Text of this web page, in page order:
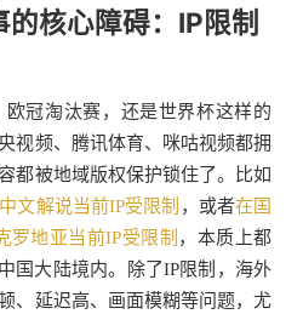
核心障碍：IP限制
冠淘汰赛，还是世界杯这样的
视频、腾讯体育、咪咕视频都拥
都被地域版权保护锁住了。比如
文解说当前IP受限制 ，或者在国
罗地亚当前IP受限制 ，本质上都
国大陆境内。除了IP限制，海外
、延迟高、画面模糊等问题，尤